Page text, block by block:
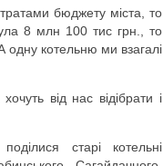
бюджету міста, то
8 млн 100 тис грн., то
одну котельню ми взагалі
від нас відібрати і
старі котельні